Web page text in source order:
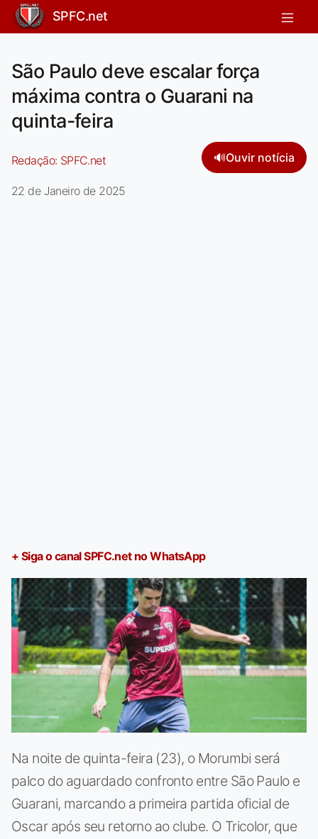
SPFC.net
São Paulo deve escalar força
máxima contra o Guarani na
quinta-feira
Redação: SPFC.net 🔊Ouvir notícia
22 de Janeiro de 2025
+ Siga o canal SPFC.net no WhatsApp
Na noite de quinta-feira (23), o Morumbi será
palco do aguardado confronto entre São Paulo e
Guarani, marcando a primeira partida oficial de
Oscar após seu retorno ao clube. O Tricolor, que